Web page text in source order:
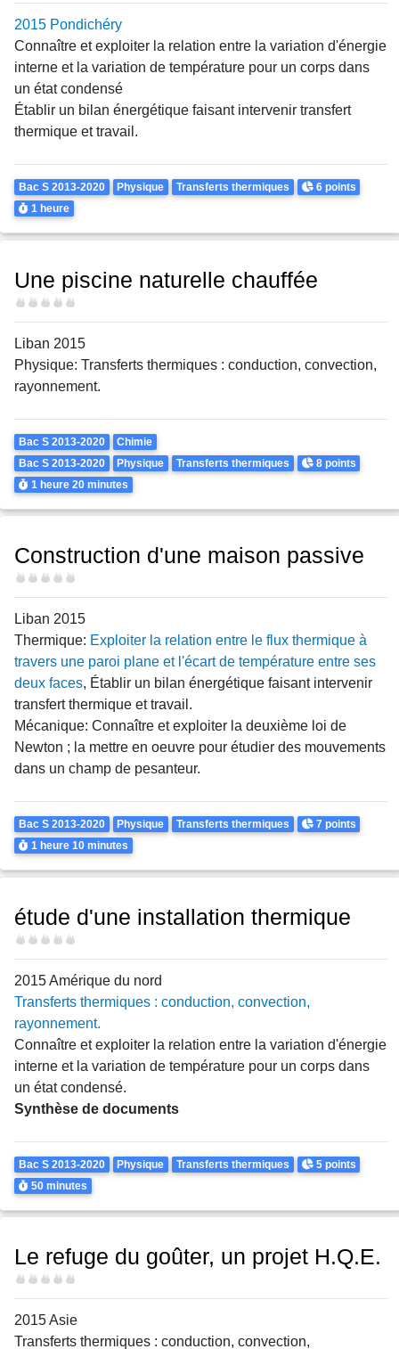
2015 Pondichéry
Connaître et exploiter la relation entre la variation d'énergie
interne et la variation de température pour un corps dans
un état condensé
Établir un bilan énergétique faisant intervenir transfert
thermique et travail.
Theme
Bac S 2013-2020 Physique Transferts thermiques Points
6 points
Durée
1 heure
Une piscine naturelle chauffée
Difficulté
Liban 2015
Physique: Transferts thermiques : conduction, convection,
rayonnement.
Theme
Bac S 2013-2020
Chimie
Bac S 2013-2020
Physique Transferts thermiques Points
8 points
Durée
1 heure 20 minutes
Construction d'une maison passive
Difficulté
Liban 2015
Thermique: Exploiter la relation entre le flux thermique à
travers une paroi plane et l'écart de température entre ses
deux faces, Établir un bilan énergétique faisant intervenir
transfert thermique et travail.
Mécanique: Connaître et exploiter la deuxième loi de
Newton ; la mettre en oeuvre pour étudier des mouvements
dans un champ de pesanteur.
Theme
Bac S 2013-2020 Physique Transferts thermiques Points
7 points
Durée
1 heure 10 minutes
étude d'une installation thermique
Difficulté
2015 Amérique du nord
Transferts thermiques : conduction, convection,
rayonnement.
Connaître et exploiter la relation entre la variation d'énergie
interne et la variation de température pour un corps dans
un état condensé.
Synthèse de documents
Theme
Bac S 2013-2020 Physique Transferts thermiques Points
5 points
Durée
50 minutes
Le refuge du goûter, un projet H.Q.E.
Difficulté
2015 Asie
Transferts thermiques : conduction, convection,